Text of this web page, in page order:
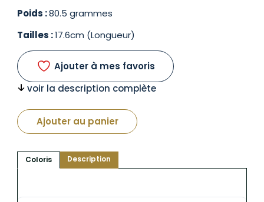
Poids :80.5 grammes
Tailles :17.6cm (Longueur)
Ajouter à mes favoris
voir la description complète
Ajouter au panier
Coloris Description